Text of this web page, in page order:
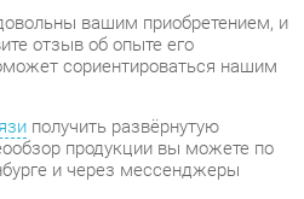
и через мессенджеры
сравнить между собой в
письменный Skyland S-900
забрав его с нашего
Полный список
на страницеконтактов.